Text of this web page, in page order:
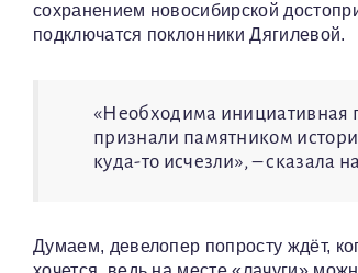
сохранением новосибирской
подключатся поклонники Дягилевой.
«Необходима инициативная
признали памятником
куда-то исчезли», – сказала
Думаем, девелопер попросту ждёт,